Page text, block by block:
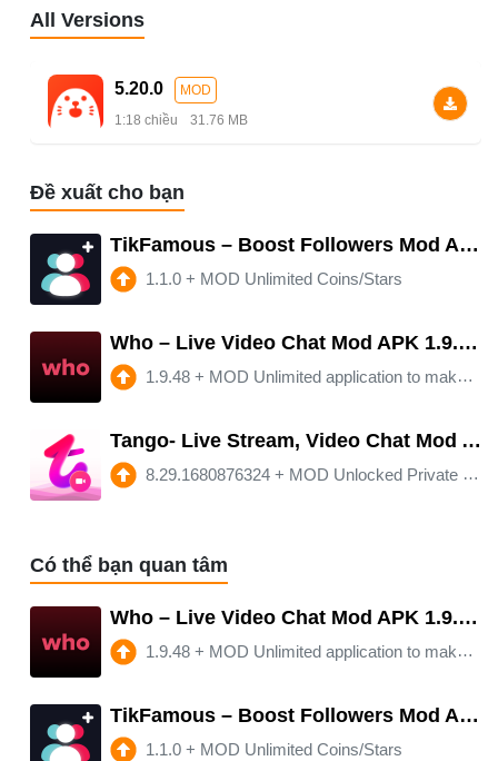
All Versions
5.20.0
MOD
1:18 chiều
31.76 MB
Đề xuất cho bạn
TikFamous – Boost Followers Mod APK 1.1.0 (Unlimited money)
1.1.0 + MOD Unlimited Coins/Stars
Who – Live Video Chat Mod APK 1.9.48 (Unlimited money)(Free purchase)
1.9.48 + MOD Unlimited application to make calls and CHATTS with beautiful girls totally free unlimited coins for longer duration and ...
Tango- Live Stream, Video Chat Mod APK 8.29.1680876324 (Unlimited money)(Unlocked)
8.29.1680876324 + MOD Unlocked Private Room/Money/Coins
Có thể bạn quan tâm
Who – Live Video Chat Mod APK 1.9.48 (Unlimited money)(Free purchase)
1.9.48 + MOD Unlimited application to make calls and CHATTS with beautiful girls totally free unlimited coins for longer duration and ...
TikFamous – Boost Followers Mod APK 1.1.0 (Unlimited money)
1.1.0 + MOD Unlimited Coins/Stars